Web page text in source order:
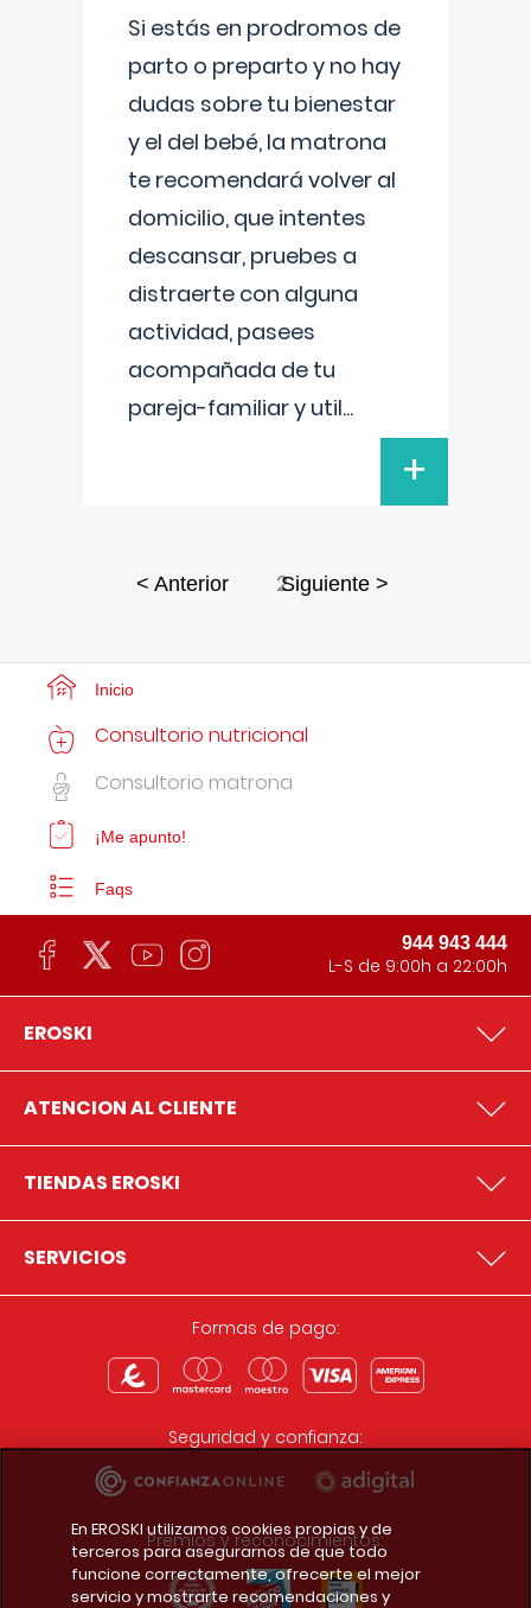
Si estás en prodromos de
parto o preparto y no hay
dudas sobre tu bienestar
y el del bebé, la matrona
te recomendará volver al
domicilio, que intentes
descansar, pruebes a
distraerte con alguna
actividad, pasees
acompañada de tu
pareja-familiar y util...
+
< Anterior 2Siguiente >
Inicio
Consultorio nutricional
Consultorio matrona
¡Me apunto!
Faqs
944 943 444
L-S de 9:00h a 22:00h
EROSKI
ATENCION AL CLIENTE
TIENDAS EROSKI
SERVICIOS
Formas de pago:
Seguridad y confianza:
Premios y reconocimientos:
En EROSKI utilizamos cookies propias y de
terceros para asegurarnos de que todo
funcione correctamente, ofrecerte el mejor
servicio y mostrarte recomendaciones y